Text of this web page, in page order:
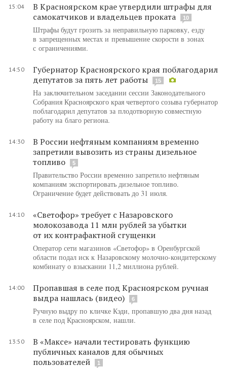
15:04
В Красноярском крае утвердили штрафы для
самокатчиков и владельцев проката
10
Штрафы будут грозить за неправильную парковку, езду
в запрещенных местах и превышение скорости в зонах
с ограничениями.
14:50
Губернатор Красноярского края поблагодарил
депутатов за пять лет работы
15
На заключительном заседании сессии Законодательного
Собрания Красноярского края четвертого созыва губернатор
поблагодарил депутатов за плодотворную совместную
работу на благо региона.
14:30
В России нефтяным компаниям временно
запретили вывозить из страны дизельное
топливо
5
Правительство России временно запретило нефтяным
компаниям экспортировать дизельное топливо.
Ограничение будет действовать до 31 июля.
14:10
«Светофор» требует с Назаровского
молокозавода 11 млн рублей за убытки
от их контрафактной сгущенки
Оператор сети магазинов «Светофор» в Оренбургской
области подал иск к Назаровскому молочно-кондитерскому
комбинату о взыскании 11,2 миллиона рублей.
14:00
Пропавшая в селе под Красноярском ручная
выдра нашлась (видео)
6
Ручную выдру по кличке Кэди, пропавшую два дня назад
в селе под Красноярском, нашли.
13:50
В «Максе» начали тестировать функцию
публичных каналов для обычных
пользователей
1